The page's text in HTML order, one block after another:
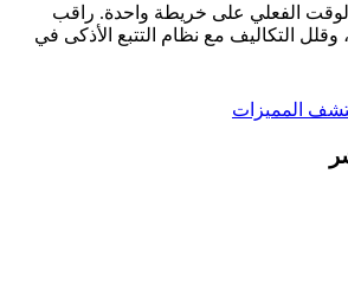
الفعلي على خريطة واحدة. راقب
وقلل التكاليف مع نظام التتبع الأذكى في
المميزات